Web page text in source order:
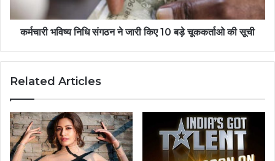
कर्मचारी भविष्य निधि संगठन ने जारी किए 10 बड़े चूककर्ताओ की सूची
Related Articles